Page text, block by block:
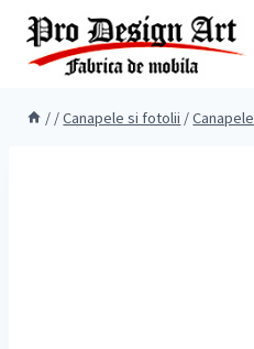
Skip
content
/ /Canapele si fotolii /Canapele